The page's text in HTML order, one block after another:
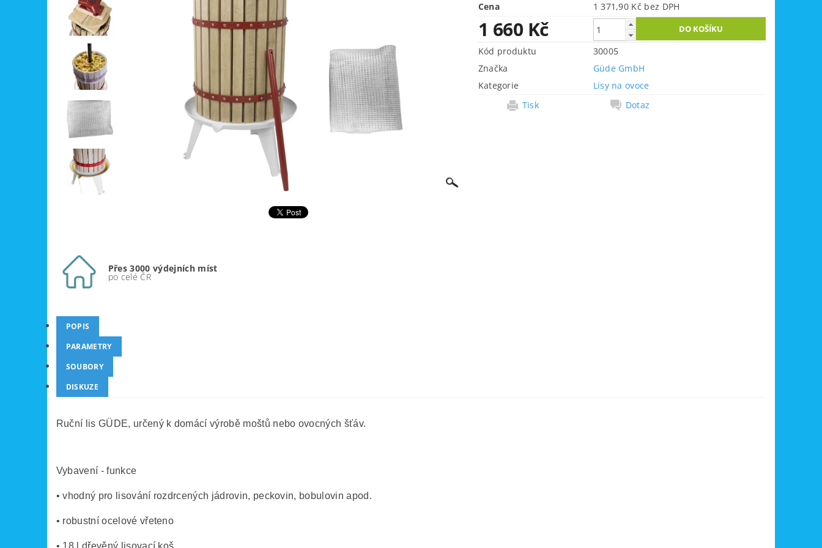
Cena
1 371,90 Kč bez DPH
1 660 Kč
Kód produktu
30005
Značka
Güde GmbH
Kategorie
Lisy na ovoce
Tisk
Dotaz
Přes 3000 výdejních míst
po celé ČR
POPIS
PARAMETRY
SOUBORY
DISKUZE
Ruční lis GÜDE, určený k domácí výrobě moštů nebo ovocných šťáv.
Vybavení - funkce
• vhodný pro lisování rozdrcených jádrovin, peckovin, bobulovin apod.
• robustní ocelové vřeteno
• 18 l dřevěný lisovací koš